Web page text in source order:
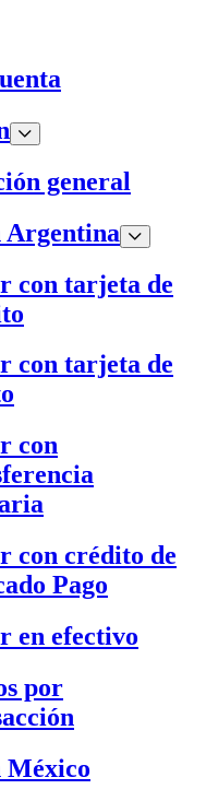
general
Argentina
con tarjeta de
con tarjeta de
con
con crédito de
Pago
en efectivo
por
México